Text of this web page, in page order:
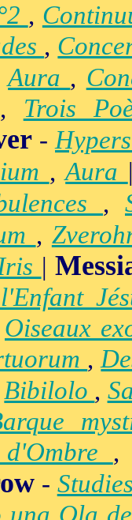
,
,
Aura ,
, Trois
-
,Aura
,
,
|
Oiseaux
,
Bibilolo ,
-